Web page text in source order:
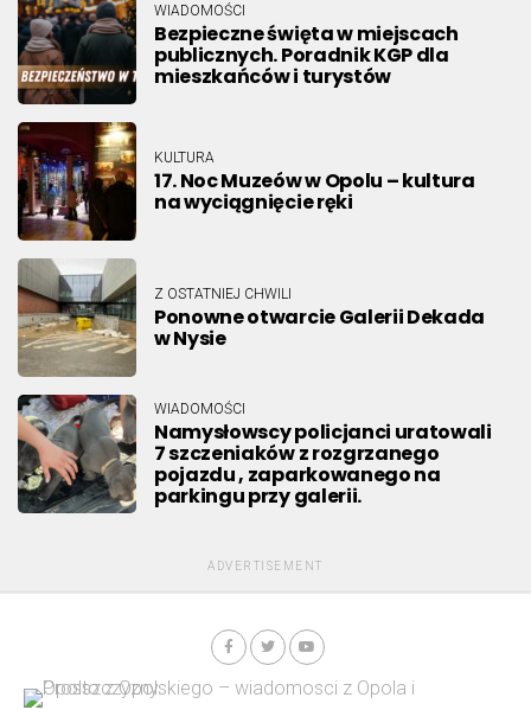
WIADOMOŚCI
Bezpieczne święta w miejscach
publicznych. Poradnik KGP dla
mieszkańców i turystów
KULTURA
17. Noc Muzeów w Opolu – kultura
na wyciągnięcie ręki
Z OSTATNIEJ CHWILI
Ponowne otwarcie Galerii Dekada
w Nysie
WIADOMOŚCI
Namysłowscy policjanci uratowali
7 szczeniaków z rozgrzanego
pojazdu , zaparkowanego na
parkingu przy galerii.
ADVERTISEMENT